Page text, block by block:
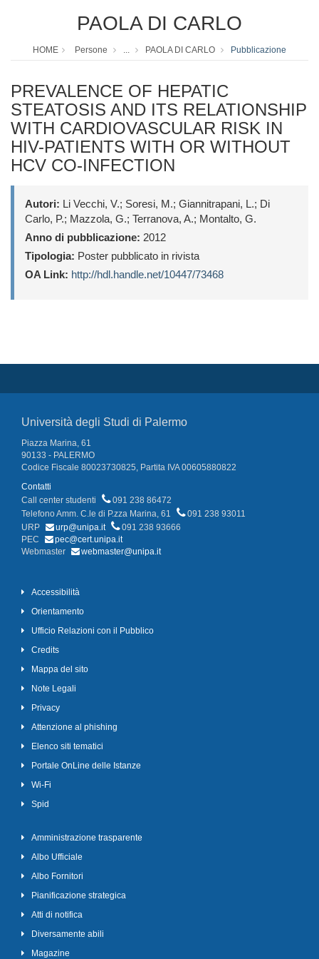
PAOLA DI CARLO
HOME Persone ... PAOLA DI CARLO Pubblicazione
PREVALENCE OF HEPATIC
STEATOSIS AND ITS RELATIONSHIP
WITH CARDIOVASCULAR RISK IN
HIV-PATIENTS WITH OR WITHOUT
HCV CO-INFECTION
Autori: Li Vecchi, V.; Soresi, M.; Giannitrapani, L.; Di
Carlo, P.; Mazzola, G.; Terranova, A.; Montalto, G.
Anno di pubblicazione: 2012
Tipologia: Poster pubblicato in rivista
OA Link: http://hdl.handle.net/10447/73468
Università degli Studi di Palermo
Piazza Marina, 61
90133 - PALERMO
Codice Fiscale 80023730825, Partita IVA 00605880822
Contatti
Call center studenti
091 238 86472
Telefono Amm. C.le di P.zza Marina, 61
091 238 93011
URP
urp@unipa.it
091 238 93666
PEC
pec@cert.unipa.it
Webmaster
webmaster@unipa.it
Accessibilità
Orientamento
Ufficio Relazioni con il Pubblico
Credits
Mappa del sito
Note Legali
Privacy
Attenzione al phishing
Elenco siti tematici
Portale OnLine delle Istanze
Wi-Fi
Spid
Amministrazione trasparente
Albo Ufficiale
Albo Fornitori
Pianificazione strategica
Atti di notifica
Diversamente abili
Magazine